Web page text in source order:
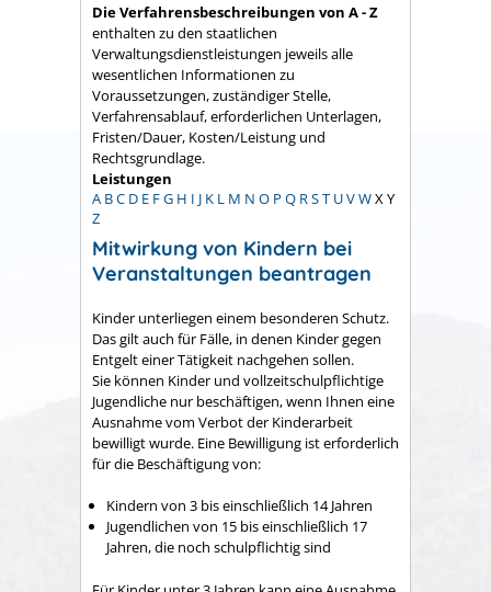
Die Verfahrensbeschreibungen von A - Z
enthalten zu den staatlichen
Verwaltungsdienstleistungen jeweils alle
wesentlichen Informationen zu
Voraussetzungen, zuständiger Stelle,
Verfahrensablauf, erforderlichen Unterlagen,
Fristen/Dauer, Kosten/Leistung und
Rechtsgrundlage.
Leistungen
A BC D E FG H I J K L M N O P Q RST UVWX Y
Z
Mitwirkung von Kindern bei
Veranstaltungen beantragen
Kinder unterliegen einem besonderen Schutz.
Das gilt auch für Fälle, in denen Kinder gegen
Entgelt einer Tätigkeit nachgehen sollen.
Sie können Kinder und vollzeitschulpflichtige
Jugendliche nur beschäftigen, wenn Ihnen eine
Ausnahme vom Verbot der Kinderarbeit
bewilligt wurde. Eine Bewilligung ist erforderlich
für die Beschäftigung von:
Kindern von 3 bis einschließlich 14 Jahren
Jugendlichen von 15 bis einschließlich 17
Jahren, die noch schulpflichtig sind